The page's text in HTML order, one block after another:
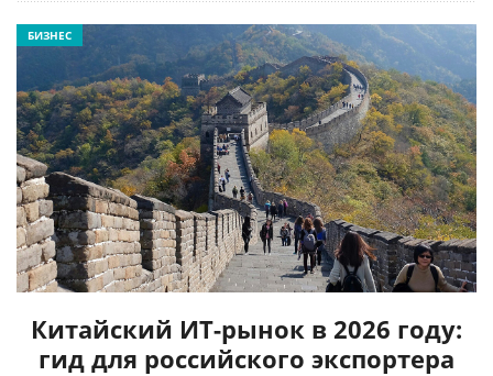
Китайский ИТ-рынок в 2026 году:
гид для российского экспортера
БИЗНЕС